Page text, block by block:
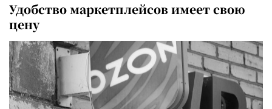
Удобство маркетплейсов имеет свою
цену